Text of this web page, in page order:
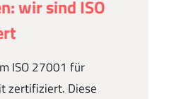
wir sind ISO
ISO 27001 für
zertifiziert. Diese